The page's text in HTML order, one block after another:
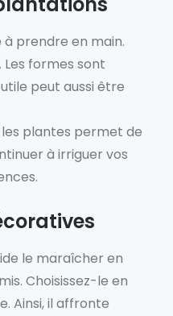
à prendre en main.
formes sont
peut aussi être
plantes permet de
à irriguer vos
le maraîcher en
Choisissez-le en
Ainsi, il affronte